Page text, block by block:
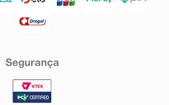
Segurança